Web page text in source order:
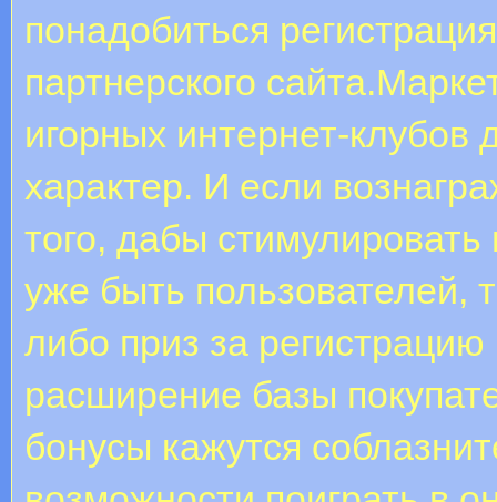
понадобиться
партнерского
игорных интернет-
характер. И если
того, дабы
уже быть пользователей,
либо приз за
расширение базы
бонусы кажутся